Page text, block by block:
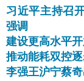
习近平主持召
强调
建设更高水平
推动能耗双控
李强王沪宁蔡